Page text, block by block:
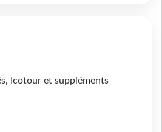
Icotour et suppléments